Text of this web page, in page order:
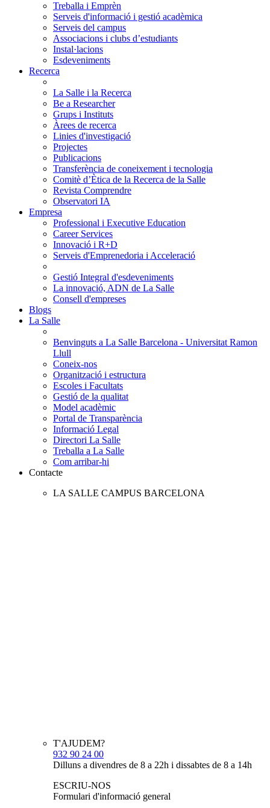
Treballa i Emprèn
Serveis d'informació i gestió acadèmica
Serveis del campus
Associacions i clubs d’estudiants
Instal·lacions
Esdeveniments
Recerca
La Salle i la Recerca
Be a Researcher
Grups i Instituts
Àrees de recerca
Linies d'investigació
Projectes
Publicacions
Transferència de coneixement i tecnologia
Comitè d’Ètica de la Recerca de la Salle
Revista Comprendre
Observatori IA
Empresa
Professional i Executive Education
Career Services
Innovació i R+D
Serveis d'Emprenedoria i Acceleració
Gestió Integral d'esdeveniments
La innovació, ADN de La Salle
Consell d'empreses
Blogs
La Salle
Benvinguts a La Salle Barcelona - Universitat Ramon
Llull
Coneix-nos
Organització i estructura
Escoles i Facultats
Gestió de la qualitat
Model acadèmic
Portal de Transparència
Informació Legal
Directori La Salle
Treballa a La Salle
Com arribar-hi
Contacte
LA SALLE CAMPUS BARCELONA
T'AJUDEM?
932 90 24 00
Dilluns a divendres de 8 a 22h i dissabtes de 8 a 14h
ESCRIU-NOS
Formulari d'informació general